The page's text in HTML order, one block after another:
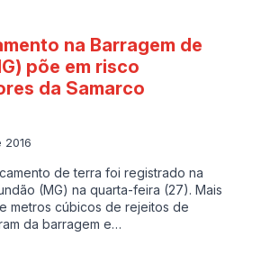
na Barragem de
põe em risco
da Samarco
2016
de terra foi registrado na
(MG) na quarta-feira (27). Mais
metros cúbicos de rejeitos de
da barragem e…